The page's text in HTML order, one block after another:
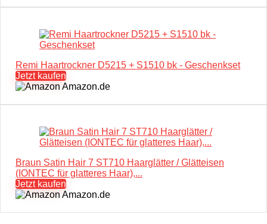
Remi Haartrockner D5215 + S1510 bk - Geschenkset
Jetzt kaufen
Amazon.de
Braun Satin Hair 7 ST710 Haarglätter / Glätteisen
(IONTEC für glatteres Haar),...
Jetzt kaufen
Amazon.de